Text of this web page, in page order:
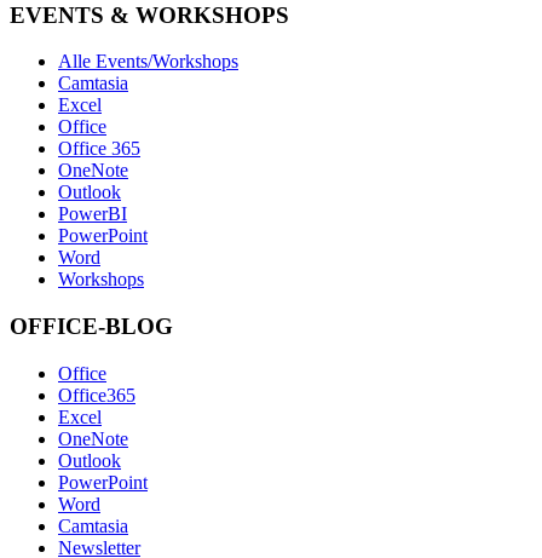
EVENTS & WORKSHOPS
Alle Events/Workshops
Camtasia
Excel
Office
Office 365
OneNote
Outlook
PowerBI
PowerPoint
Word
Workshops
OFFICE-BLOG
Office
Office365
Excel
OneNote
Outlook
PowerPoint
Word
Camtasia
Newsletter